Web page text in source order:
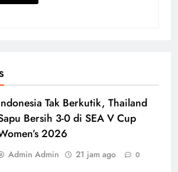
Tak Berkutik, Thailand
Bersih 3-0 di SEA V Cup
2026
Admin Admin 21 jam ago 0